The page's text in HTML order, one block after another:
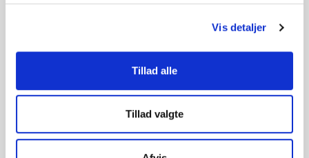
Vis detaljer
Tillad alle
Tillad valgte
økonomi, administration og ledelse i både
Danmark og i udlandet, som CFO,
er uddannet revisor (HD-R), og har arbejdet i flere
forskellige brancher, herunder 13 år i bilbranchen.
Søren skaber overblik via struktur og procedurer,
og forstår gennem menneskelig forståelse at